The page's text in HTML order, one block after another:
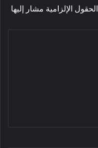
الحقول الإلزامية مشار إليها